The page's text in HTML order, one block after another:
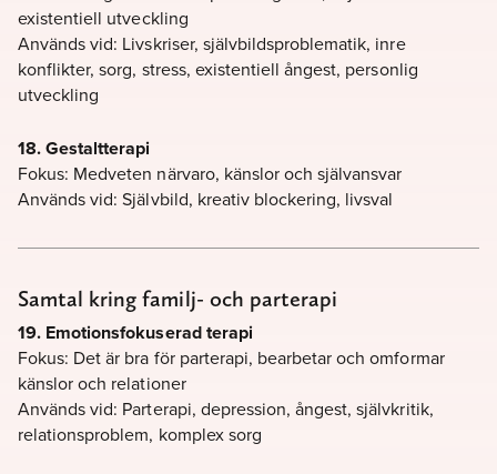
existentiell utveckling
Används vid: Livskriser, självbildsproblematik, inre
konflikter, sorg, stress, existentiell ångest, personlig
utveckling
18. Gestaltterapi
Fokus: Medveten närvaro, känslor och självansvar
Används vid: Självbild, kreativ blockering, livsval
Samtal kring familj- och parterapi
19. Emotionsfokuserad terapi
Fokus: Det är bra för parterapi, bearbetar och omformar
känslor och relationer
Används vid: Parterapi, depression, ångest, självkritik,
relationsproblem, komplex sorg